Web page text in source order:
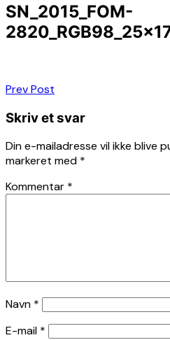
SN_2015_FOM-
Indlægsnavigation
Prev Post
Skriv et svar
Din e-mailadresse vil ikke blive
markeret med *
Kommentar *
Navn *
E-mail *